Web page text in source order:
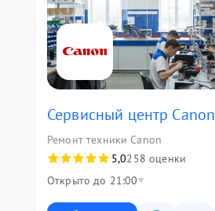
Сервисный центр Canon
Ремонт техники Canon
5,0258 оценки
Открыто до 21:00